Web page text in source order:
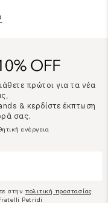
πρώτοι για τα νέα
& κερδίστε έκπτωση
σας.
ενέργεια
στην πολιτική προστασίας
Petridi